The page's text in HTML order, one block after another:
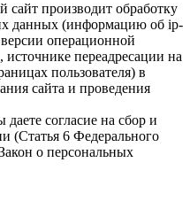
сайт производит обработку
данных (информацию об ip-
операционной
источнике переадресации на
пользователя) в
сайта и проведения
согласие на сбор и
(Статья 6 Федерального
о персональных